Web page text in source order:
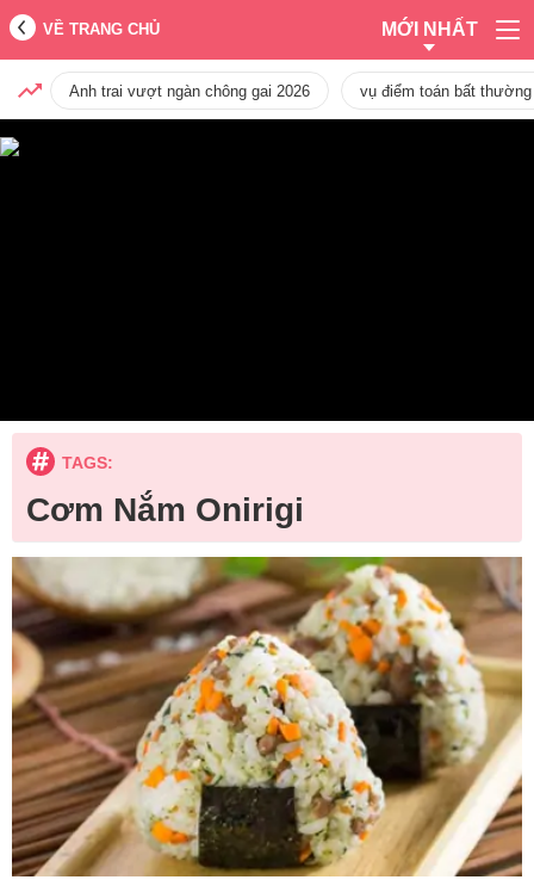
VỀ TRANG CHỦ MỚI NHẤT
Anh trai vượt ngàn chông gai 2026 vụ điểm toán bất
TAGS:
Cơm Nắm Onirigi